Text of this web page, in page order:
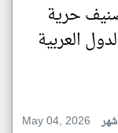
حرية
العربية
May 04, 2026